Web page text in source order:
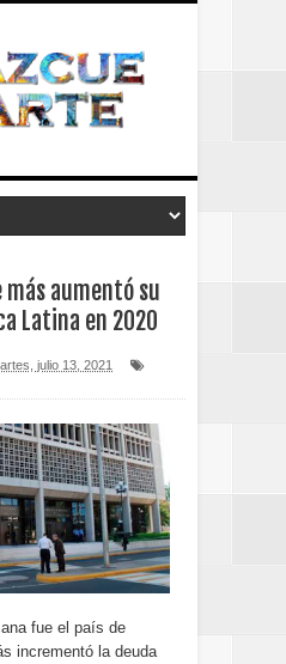
más aumentó su
Latina en 2020
julio 13, 2021
fue el país de
incrementó la deuda